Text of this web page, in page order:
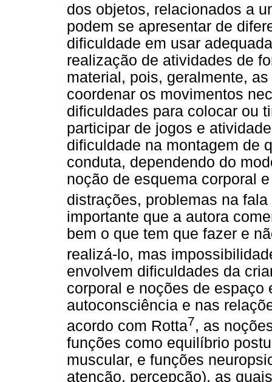
dos objetos, relacionados a
podem se apresentar de
dificuldade em usar
realização de atividades de
material, pois, geralmente,
coordenar os movimentos
dificuldades para colocar ou
participar de jogos e
dificuldade na montagem de
conduta, dependendo do
noção de esquema corporal
distrações, problemas na
importante que a autora
bem o que tem que fazer e
realizá-lo, mas
envolvem dificuldades da
corporal e noções de espaço
autoconsciência e nas
acordo com Rotta7, as
funções como equilíbrio
muscular, e funções
atenção, percepção), as